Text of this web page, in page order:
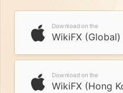
Download on the
WikiFX (Global)
Download on the
WikiFX (Hong